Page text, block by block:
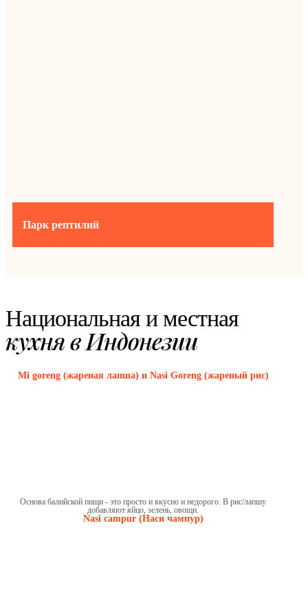
Парк рептилий
Национальная и местная
кухня в Индонезии
Mi goreng (жареная лапша) и Nasi Goreng (жареный рис)
Основа балийской пищи - это просто и вкусно и недорого. В рис/лапшу
добавляют яйцо, зелень, овощи.
Nasi campur (Наси чампур)